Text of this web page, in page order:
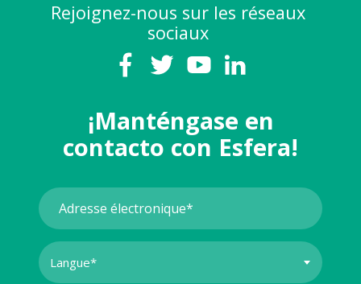
Rejoignez-nous sur les réseaux
sociaux
¡Manténgase en
contacto con Esfera!